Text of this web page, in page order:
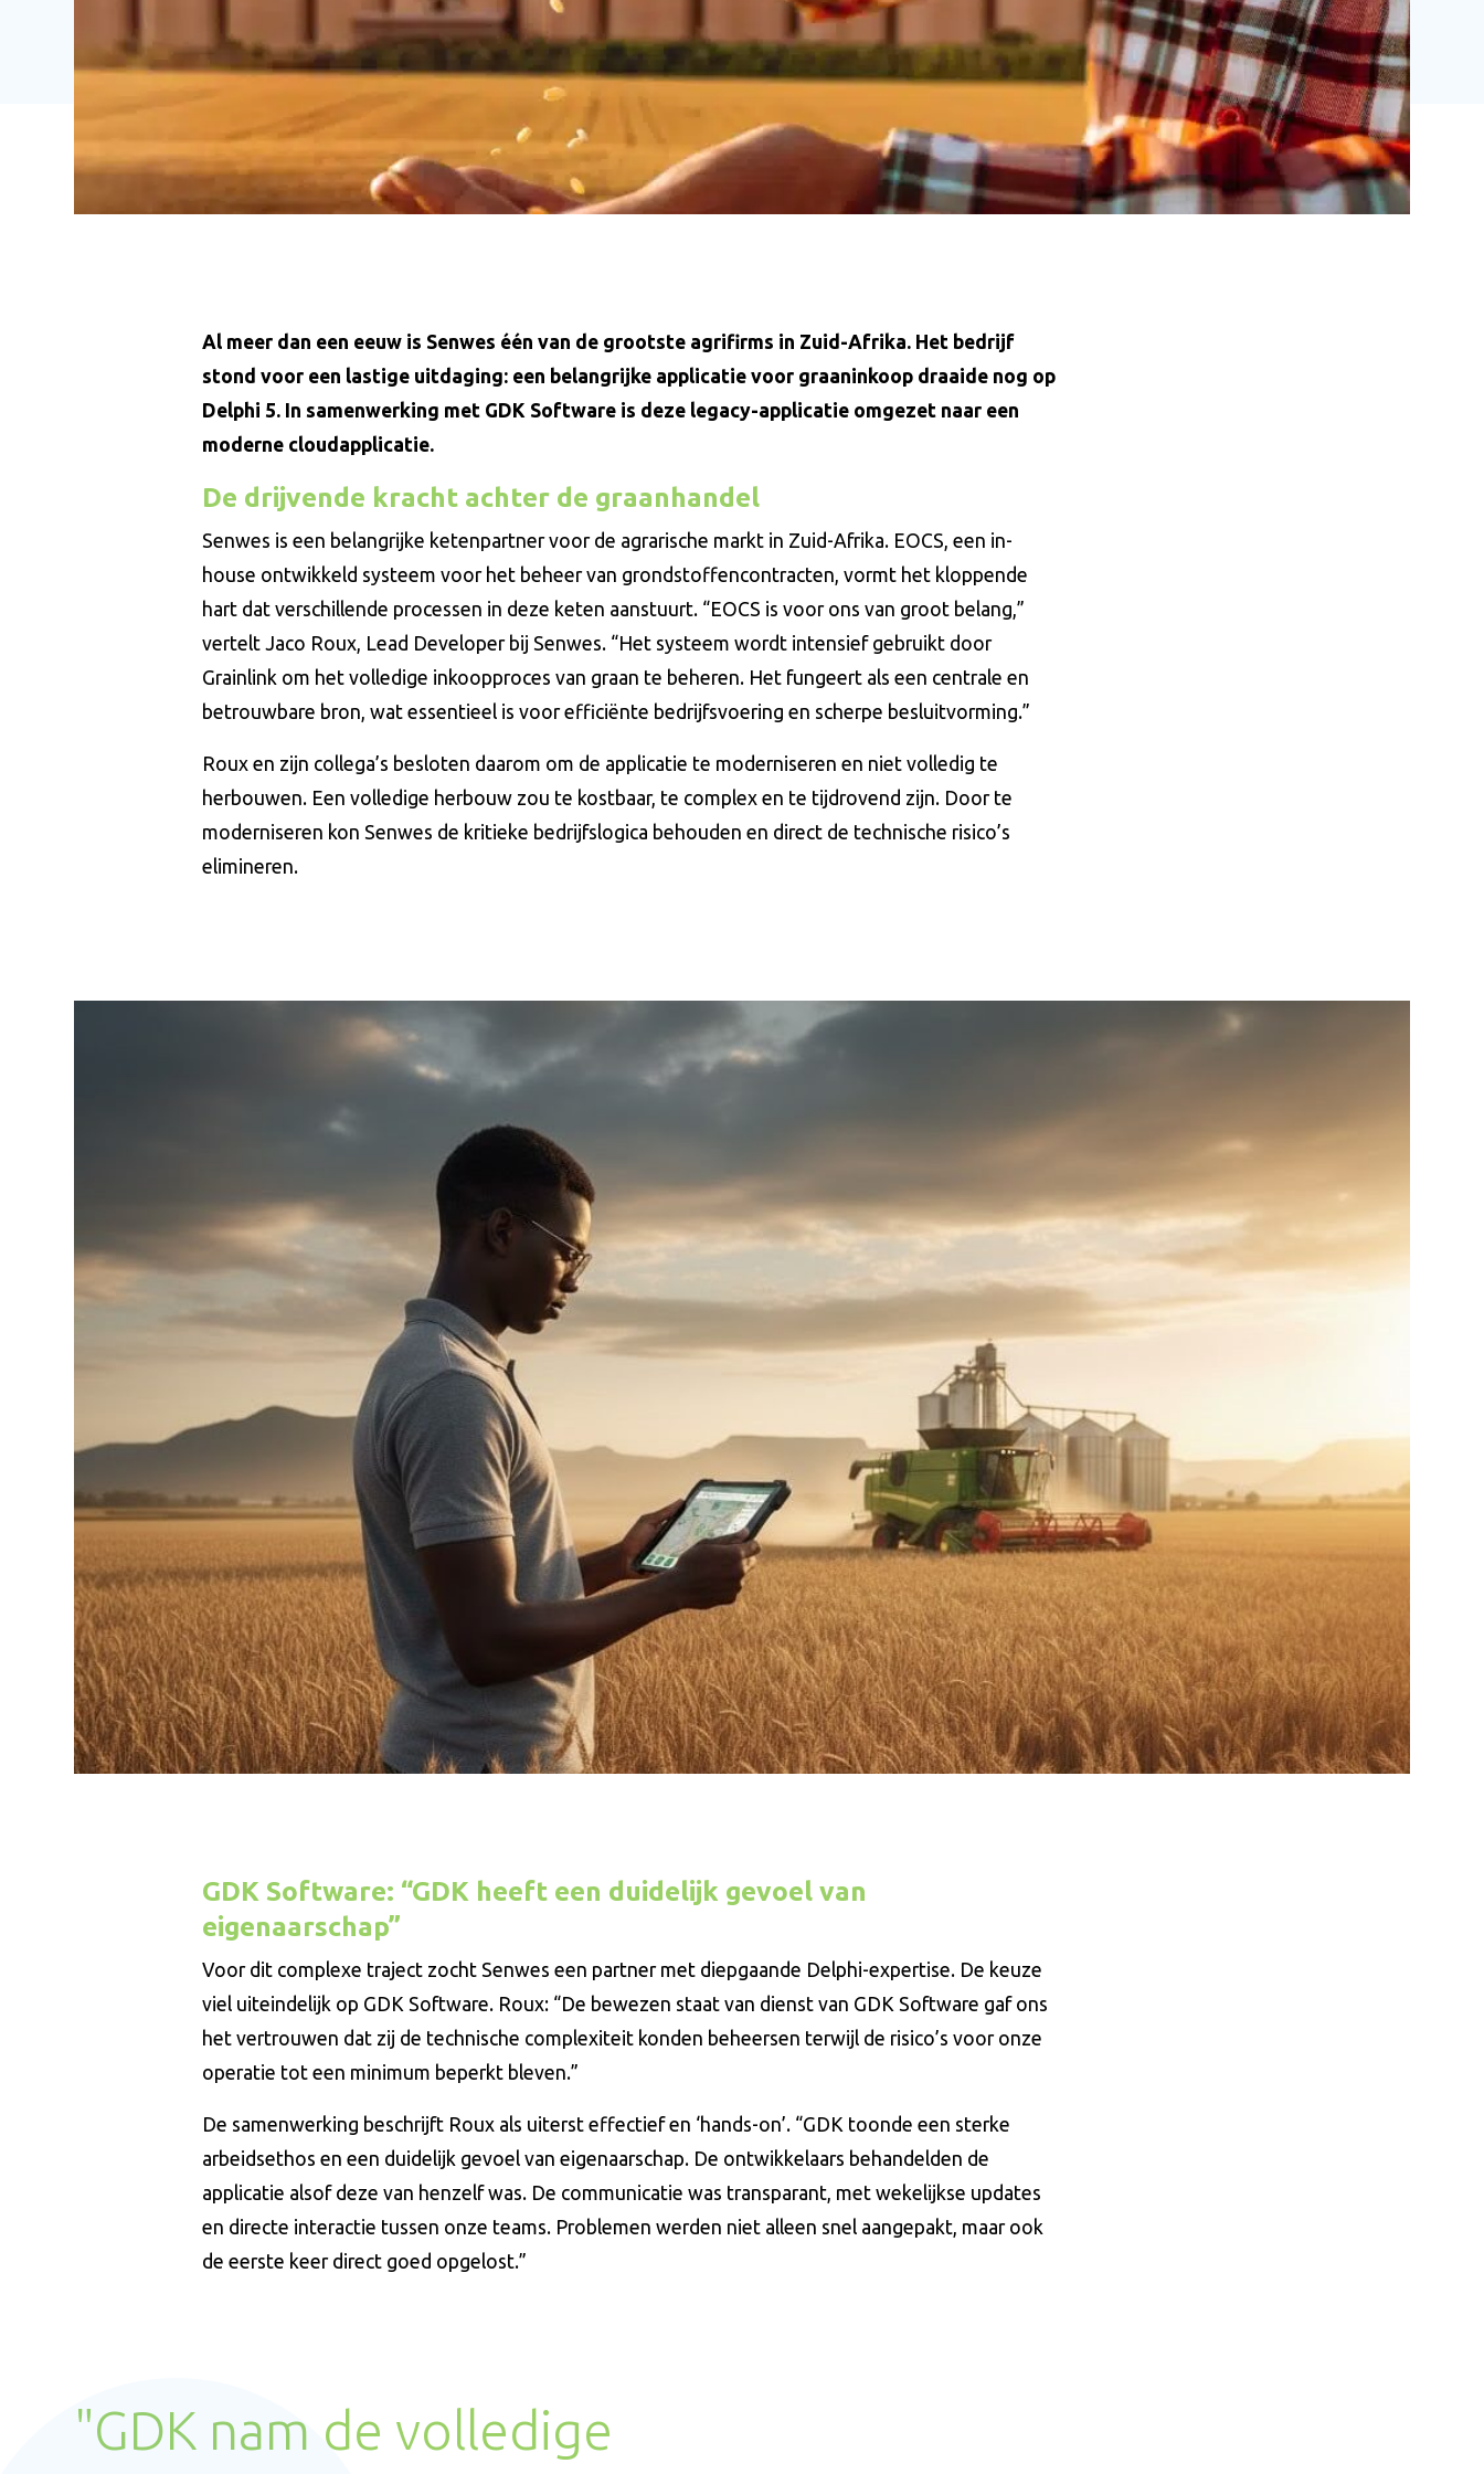
Al meer dan een eeuw is Senwes één van de grootste agrifirms in Zuid-Afrika. Het bedrijf
stond voor een lastige uitdaging: een belangrijke applicatie voor graaninkoop draaide nog op
Delphi 5. In samenwerking met GDK Software is deze legacy-applicatie omgezet naar een
moderne cloudapplicatie.
De drijvende kracht achter de graanhandel
Senwes is een belangrijke ketenpartner voor de agrarische markt in Zuid-Afrika. EOCS, een in-
house ontwikkeld systeem voor het beheer van grondstoffencontracten, vormt het kloppende
hart dat verschillende processen in deze keten aanstuurt. “EOCS is voor ons van groot belang,”
vertelt Jaco Roux, Lead Developer bij Senwes. “Het systeem wordt intensief gebruikt door
Grainlink om het volledige inkoopproces van graan te beheren. Het fungeert als een centrale en
betrouwbare bron, wat essentieel is voor efficiënte bedrijfsvoering en scherpe besluitvorming.”
Roux en zijn collega’s besloten daarom om de applicatie te moderniseren en niet volledig te
herbouwen. Een volledige herbouw zou te kostbaar, te complex en te tijdrovend zijn. Door te
moderniseren kon Senwes de kritieke bedrijfslogica behouden en direct de technische risico’s
elimineren.
GDK Software: “GDK heeft een duidelijk gevoel van
eigenaarschap”
Voor dit complexe traject zocht Senwes een partner met diepgaande Delphi-expertise. De keuze
viel uiteindelijk op GDK Software. Roux: “De bewezen staat van dienst van GDK Software gaf ons
het vertrouwen dat zij de technische complexiteit konden beheersen terwijl de risico’s voor onze
operatie tot een minimum beperkt bleven.”
De samenwerking beschrijft Roux als uiterst effectief en ‘hands-on’. “GDK toonde een sterke
arbeidsethos en een duidelijk gevoel van eigenaarschap. De ontwikkelaars behandelden de
applicatie alsof deze van henzelf was. De communicatie was transparant, met wekelijkse updates
en directe interactie tussen onze teams. Problemen werden niet alleen snel aangepakt, maar ook
de eerste keer direct goed opgelost.”
"GDK nam de volledige